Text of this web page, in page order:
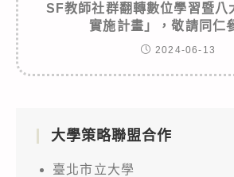
SF教師社群翻轉數位學習暨八
實施計畫」，敬請同仁
2024-06-13
大學策略聯盟合作
臺北市立大學